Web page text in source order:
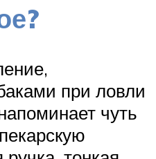
при ловли
чуть